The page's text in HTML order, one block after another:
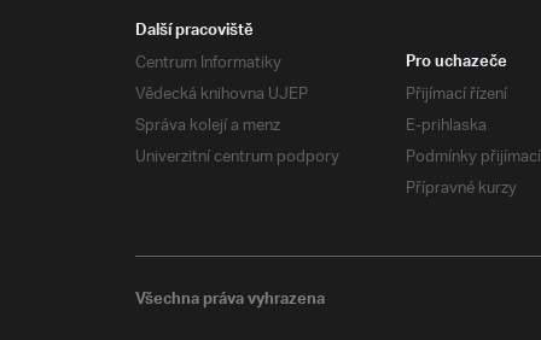
Další pracoviště
Centrum Informatiky
Vědecká knihovna UJEP
Správa kolejí a menz
Univerzitní centrum podpory
Pro uchazeče
Přijímací řízení
E-prihlaska
Podmínky
Přípravné kurzy
Všechna práva vyhrazena